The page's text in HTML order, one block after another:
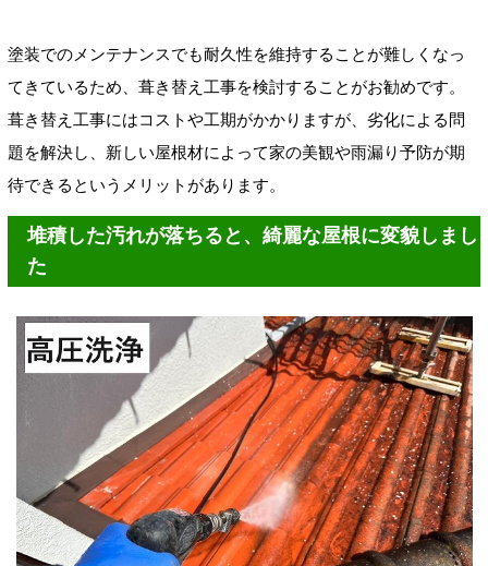
塗装でのメンテナンスでも耐久性を維持することが難しくなっ
てきているため、葺き替え工事を検討することがお勧めです。
葺き替え工事にはコストや工期がかかりますが、劣化による問
題を解決し、新しい屋根材によって家の美観や雨漏り予防が期
待できるというメリットがあります。
堆積した汚れが落ちると、綺麗な屋根に変貌しまし
た